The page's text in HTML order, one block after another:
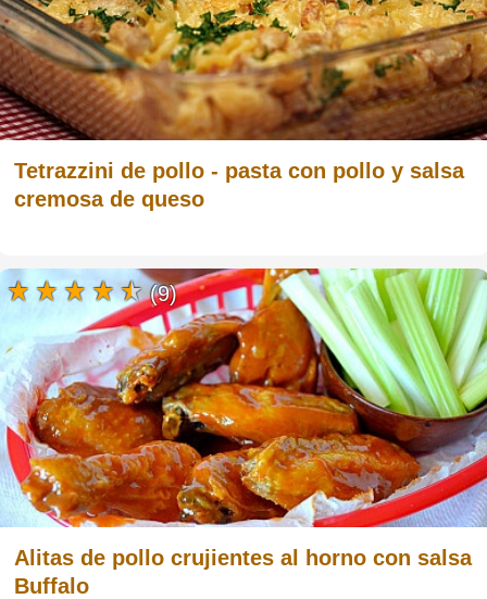
Tetrazzini de pollo - pasta con pollo y salsa
cremosa de queso
Alitas de pollo crujientes al horno con salsa
Buffalo
(9)